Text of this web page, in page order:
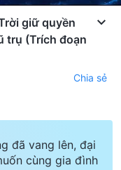
giữ quyền
trụ (Trích đoạn
Chia sẻ
đã vang lên, đại
cùng gia đình